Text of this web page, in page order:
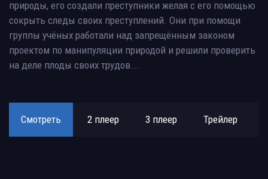
природы, его создали преступники желая с его помощью
сокрыть следы своих преступлений. Они при помощи
группы учёных работали над запрещённым законом
проектом по манипуляции природой и решили проверить
на деле плоды своих трудов...
Смотреть 2 плеер 3 плеер Трейлер